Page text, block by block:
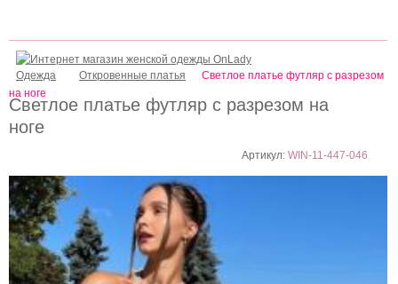
Светлое платье футляр с разрезом на
ноге
Артикул:WIN-11-447-046
Одежда Откровенные платья
Светлое платье футляр с разрезом
на ноге